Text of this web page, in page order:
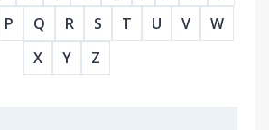
P Q R S T U V
W
X
Y Z